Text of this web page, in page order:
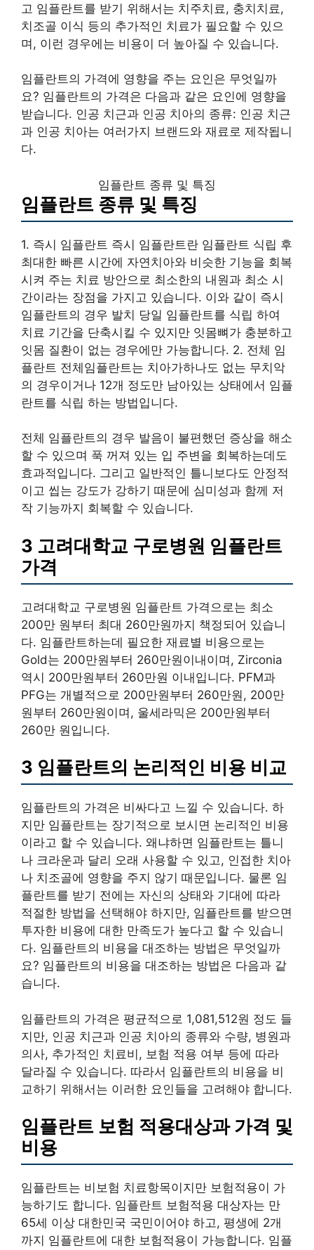
고 임플란트를 받기 위해서는 치주치료, 충치치료,
치조골 이식 등의 추가적인 치료가 필요할 수 있으
며, 이런 경우에는 비용이 더 높아질 수 있습니다.
임플란트의 가격에 영향을 주는 요인은 무엇일까
요? 임플란트의 가격은 다음과 같은 요인에 영향을
받습니다. 인공 치근과 인공 치아의 종류: 인공 치근
과 인공 치아는 여러가지 브랜드와 재료로 제작됩니
다.
임플란트 종류 및 특징
임플란트 종류 및 특징
1. 즉시 임플란트 즉시 임플란트란 임플란트 식립 후
최대한 빠른 시간에 자연치아와 비슷한 기능을 회복
시켜 주는 치료 방안으로 최소한의 내원과 최소 시
간이라는 장점을 가지고 있습니다. 이와 같이 즉시
임플란트의 경우 발치 당일 임플란트를 식립 하여
치료 기간을 단축시킬 수 있지만 잇몸뼈가 충분하고
잇몸 질환이 없는 경우에만 가능합니다. 2. 전체 임
플란트 전체임플란트는 치아가하나도 없는 무치악
의 경우이거나 12개 정도만 남아있는 상태에서 임플
란트를 식립 하는 방법입니다.
전체 임플란트의 경우 발음이 불편했던 증상을 해소
할 수 있으며 푹 꺼져 있는 입 주변을 회복하는데도
효과적입니다. 그리고 일반적인 틀니보다도 안정적
이고 씹는 강도가 강하기 때문에 심미성과 함께 저
작 기능까지 회복할 수 있습니다.
3 고려대학교 구로병원 임플란트
가격
고려대학교 구로병원 임플란트 가격으로는 최소
200만 원부터 최대 260만원까지 책정되어 있습니
다. 임플란트하는데 필요한 재료별 비용으로는
Gold는 200만원부터 260만원이내이며, Zirconia
역시 200만원부터 260만원 이내입니다. PFM과
PFG는 개별적으로 200만원부터 260만원, 200만
원부터 260만원이며, 울세라믹은 200만원부터
260만 원입니다.
3 임플란트의 논리적인 비용 비교
임플란트의 가격은 비싸다고 느낄 수 있습니다. 하
지만 임플란트는 장기적으로 보시면 논리적인 비용
이라고 할 수 있습니다. 왜냐하면 임플란트는 틀니
나 크라운과 달리 오래 사용할 수 있고, 인접한 치아
나 치조골에 영향을 주지 않기 때문입니다. 물론 임
플란트를 받기 전에는 자신의 상태와 기대에 따라
적절한 방법을 선택해야 하지만, 임플란트를 받으면
투자한 비용에 대한 만족도가 높다고 할 수 있습니
다. 임플란트의 비용을 대조하는 방법은 무엇일까
요? 임플란트의 비용을 대조하는 방법은 다음과 같
습니다.
임플란트의 가격은 평균적으로 1,081,512원 정도 들
지만, 인공 치근과 인공 치아의 종류와 수량, 병원과
의사, 추가적인 치료비, 보험 적용 여부 등에 따라
달라질 수 있습니다. 따라서 임플란트의 비용을 비
교하기 위해서는 이러한 요인들을 고려해야 합니다.
임플란트 보험 적용대상과 가격 및
비용
임플란트는 비보험 치료항목이지만 보험적용이 가
능하기도 합니다. 임플란트 보험적용 대상자는 만
65세 이상 대한민국 국민이어야 하고, 평생에 2개
까지 임플란트에 대한 보험적용이 가능합니다. 임플